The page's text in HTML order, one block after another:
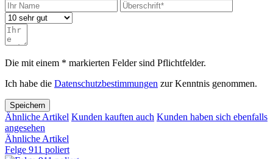
Die mit einem * markierten Felder sind Pflichtfelder.
Ich habe die Datenschutzbestimmungen zur Kenntnis genommen.
Speichern
Ähnliche Artikel Kunden kauften auch Kunden haben sich ebenfalls
angesehen
Ähnliche Artikel
Felge 911 poliert